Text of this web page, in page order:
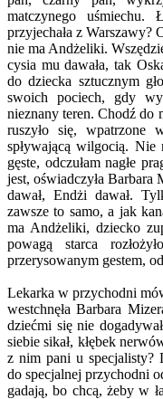
matczynego
przyjechała z Warszawy?
nie ma Andżeliki.
cysia mu dawała, tak
do dziecka sztucznym
swoich pociech, gdy
nieznany teren. Chodź do
ruszyło się,
spływającą wilgocią. Nie
gęste, odczułam nagłe
jest, oświadczyła
dawał, Endżi dawał.
zawsze to samo, a jak
ma Andżeliki, dziecko
powagą starca
przerysowanym gestem,
Lekarka w przychodni
westchnęła Barbara
dziećmi się nie
siebie sikał, kłębek
z nim pani u specjalisty?
do specjalnej przychodni
gadają, bo chcą, żeby w